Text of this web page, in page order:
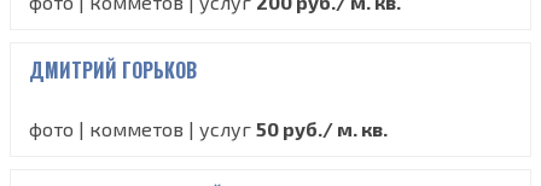
ДМИТРИЙ ГОРЬКОВ
фото | комметов | услуг 50 руб./ м. кв.